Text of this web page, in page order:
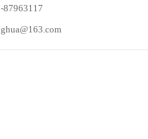
87963117